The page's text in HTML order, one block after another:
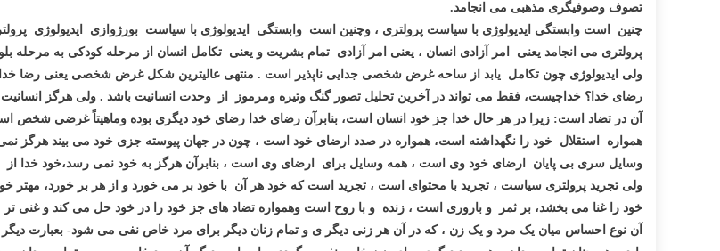
تصوف وصوفیگری مذهبی می انجامد.
چنین است وابستگی ایدیولوژی با سیاست پرولتری ، وچنین است وابستگی ایدیولوژی با سیاست بورژوازی ایدیولوژی
پرولتری می انجامد یعنی امر آزادی انسان ، یعنی امر آزادی تمام بشریت و یعنی تکامل انسان از مرحله کودکی به مرحله
ولی ایدیولوژی چون تکامل یابد از ساحه غرض شخصی جدایی ناپذیر است . منتهی عالیترین شکل غرض شخصی یعنی رضا
رضای خدا؟ خداچیست، فقط می تواند در آخرین تحلیل تصور گنگ وتیره ومرموز از وحدت انسانیت باشد . ولی هرگز انسانیت
آن در تضاد است: زیرا در هر حال خدا جز خود انسان است، بنابرآن رضای خدا رضای خود دیگری بوده وماهیتاً غرضی
همواره استقلال خود را نگهداشته است، همواره در صدد ارضای خود است ، چون در جهان پیوسته جزی خود می بیند هرگز
وسایل سری بی پایان ارضای خود وی است ، همه وسایل برای ارضای وی است ، بنابرآن هرگز به خود نمی رسد،خود
ولی تجرید پرولتری سیاست ، تجرید با محتوای است ، تجرید است که خود هر آن با خود بر می خورد و از هر بر خورد، مهتر
خود را غنا می بخشد، بر ثمر و باروری است ، زنده و با روح است وهمواره تضاد های جز خود را در خود حل می کند و
آن نوع احساس میان یک مرد و یک زن ، که در آن هر زنی دیگر ی و تمام زنان دیگر برای مرد خاص نفی می شود- بعبارت